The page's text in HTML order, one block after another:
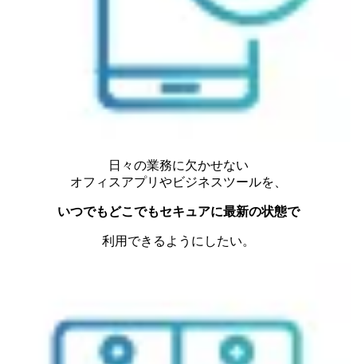
日々の業務に欠かせない
オフィスアプリやビジネスツールを、
いつでもどこでもセキュアに最新の状態で
利用できるようにしたい。